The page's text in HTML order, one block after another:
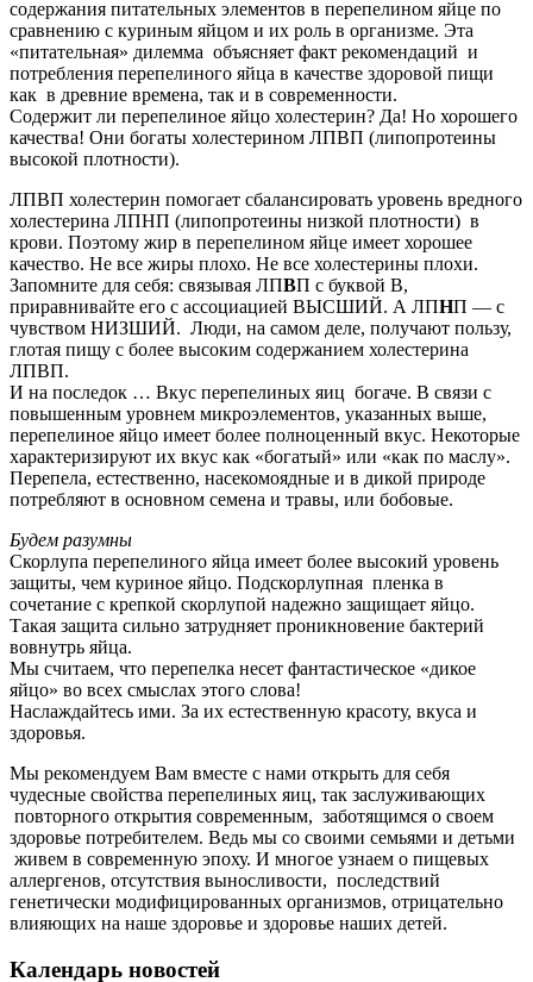
содержания питательных элементов в перепелином яйце по
сравнению с куриным яйцом и их роль в организме. Эта
«питательная» дилемма объясняет факт рекомендаций и
потребления перепелиного яйца в качестве здоровой пищи
как в древние времена, так и в современности.
Содержит ли перепелиное яйцо холестерин? Да! Но хорошего
качества! Они богаты холестерином ЛПВП (липопротеины
высокой плотности).
ЛПВП холестерин помогает сбалансировать уровень вредного
холестерина ЛПНП (липопротеины низкой плотности) в
крови. Поэтому жир в перепелином яйце имеет хорошее
качество. Не все жиры плохо. Не все холестерины плохи.
Запомните для себя: связывая ЛПВП с буквой В,
приравнивайте его с ассоциацией ВЫСШИЙ. А ЛПНП — с
чувством НИЗШИЙ. Люди, на самом деле, получают пользу,
глотая пищу с более высоким содержанием холестерина
ЛПВП.
И на последок … Вкус перепелиных яиц богаче. В связи с
повышенным уровнем микроэлементов, указанных выше,
перепелиное яйцо имеет более полноценный вкус. Некоторые
характеризируют их вкус как «богатый» или «как по маслу».
Перепела, естественно, насекомоядные и в дикой природе
потребляют в основном семена и травы, или бобовые.
Будем разумны
Скорлупа перепелиного яйца имеет более высокий уровень
защиты, чем куриное яйцо. Подскорлупная пленка в
сочетание с крепкой скорлупой надежно защищает яйцо.
Такая защита сильно затрудняет проникновение бактерий
вовнутрь яйца.
Мы считаем, что перепелка несет фантастическое «дикое
яйцо» во всех смыслах этого слова!
Наслаждайтесь ими. За их естественную красоту, вкуса и
здоровья.
Мы рекомендуем Вам вместе с нами открыть для себя
чудесные свойства перепелиных яиц, так заслуживающих
повторного открытия современным, заботящимся о своем
здоровье потребителем. Ведь мы со своими семьями и детьми
живем в современную эпоху. И многое узнаем о пищевых
аллергенов, отсутствия выносливости, последствий
генетически модифицированных организмов, отрицательно
влияющих на наше здоровье и здоровье наших детей.
Календарь новостей